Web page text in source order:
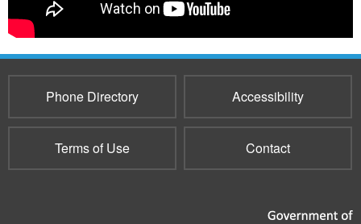
Phone Directory Accessibility
Terms of Use Contact